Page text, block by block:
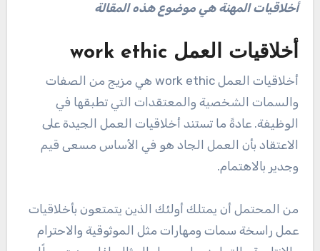
أخلاقيات المهنة هي موضوع هذه المقالة
أخلاقيات العمل work ethic
أخلاقيات العمل work ethic هي مزيج من الصفات
والسمات الشخصية والمعتقدات التي تطبقها في
الوظيفة. عادةً ما تستند أخلاقيات العمل الجيدة على
الاعتقاد بأن العمل الجاد هو في الأساس مسعى قيم
وجدير بالاهتمام.
من المحتمل أن يمتلك أولئك الذين يتمتعون بأخلاقيات
عمل راسخة سمات ومهارات مثل الموثوقية والاحترام